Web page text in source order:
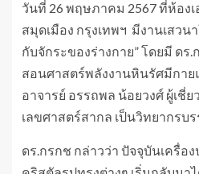
วันที่ 26 พฤษภาคม 2567 ที่ห้อง
สมุดเมือง กรุงเทพฯ มีงานเสว
กับจักระของร่างกาย” โดยมี ดร
สอนศาสตร์พลังงานหินรัศมีกาย
อาจารย์ อรรถพล น้อยวงศ์ ผู้เชี่
เลขศาสตร์สากล เป็นวิทยากรบ
ดร.กรกช กล่าวว่า ปัจจุบันเครื่อ